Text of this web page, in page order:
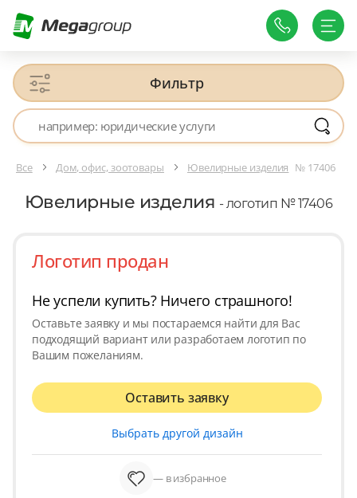
Фильтр
Все Дом, офис, зоотовары Ювелирные изделия № 17406
Ювелирные изделия - логотип № 17406
Логотип продан
Не успели купить? Ничего страшного!
Оставьте заявку и мы постараемся найти для Вас
подходящий вариант или разработаем логотип по
Вашим пожеланиям.
Оставить заявку
Выбрать другой дизайн
— в избранное